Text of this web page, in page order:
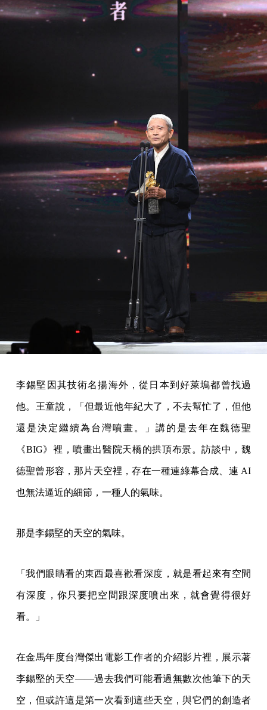
李錫堅因其技術名揚海外，從日本到好萊塢都曾找過
他。王童說，「但最近他年紀大了，不去幫忙了，但他
還是決定繼續為台灣噴畫。」講的是去年在魏德聖
《BIG》裡，噴畫出醫院天橋的拱頂布景。訪談中，魏
德聖曾形容，那片天空裡，存在一種連綠幕合成、連 AI
也無法逼近的細節，一種人的氣味。
那是李錫堅的天空的氣味。
「我們眼睛看的東西最喜歡看深度，就是看起來有空間
有深度，你只要把空間跟深度噴出來，就會覺得很好
看。」
在金馬年度台灣傑出電影工作者的介紹影片裡，展示著
李錫堅的天空——過去我們可能看過無數次他筆下的天
空，但或許這是第一次看到這些天空，與它們的創造者